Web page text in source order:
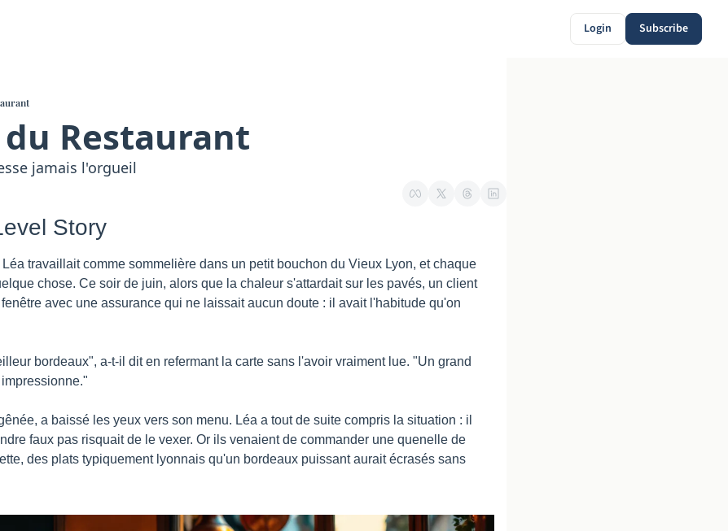
Login Subscribe
du Restaurant
jamais l'orgueil
Story
travaillait comme sommelière dans un petit bouchon du Vieux Lyon, et chaque
chose. Ce soir de juin, alors que la chaleur s'attardait sur les pavés, un client
avec une assurance qui ne laissait aucun doute : il avait l'habitude qu'on
bordeaux", a-t-il dit en refermant la carte sans l'avoir vraiment lue. "Un grand
a baissé les yeux vers son menu. Léa a tout de suite compris la situation : il
faux pas risquait de le vexer. Or ils venaient de commander une quenelle de
des plats typiquement lyonnais qu'un bordeaux puissant aurait écrasés sans